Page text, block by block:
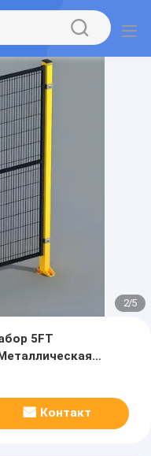
2/5
5FT
Контакт